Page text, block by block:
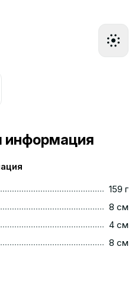
информация
159 г
8 см
4 см
8 см